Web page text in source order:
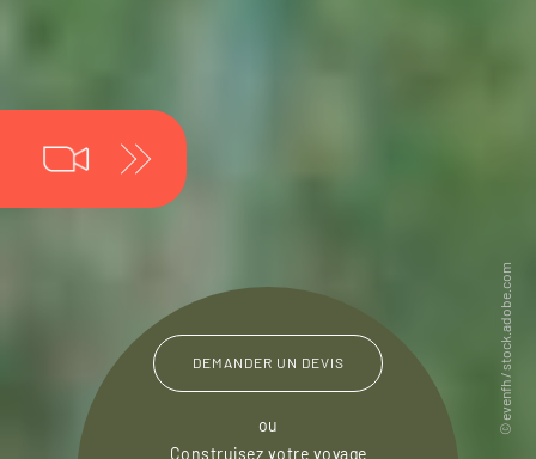
DEMANDER UN DEVIS
ou
Construisez votre voyage